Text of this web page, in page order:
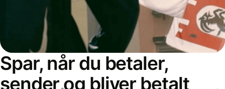
Spar, når du betaler,
sender og bliver betalt